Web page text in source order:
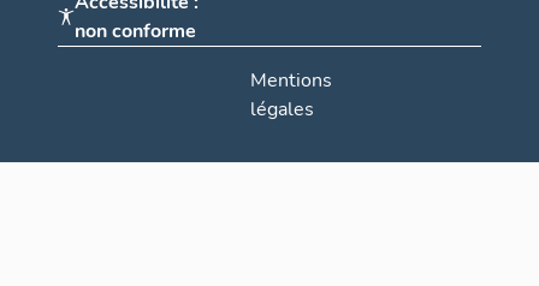
non conforme
Mentions
légales